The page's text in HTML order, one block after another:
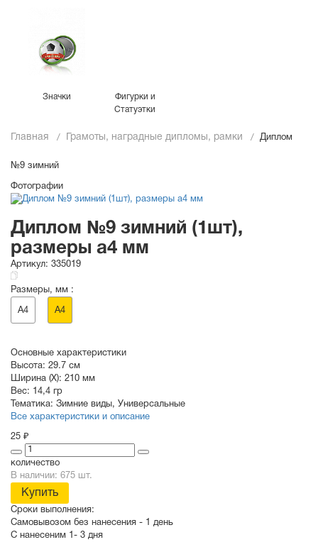
Значки
Фигурки и
Статуэтки
Главная Грамоты, наградные дипломы, рамки Диплом
№9 зимний
Фотографии
Диплом №9 зимний (1шт),
размеры a4 мм
Артикул: 335019
Размеры, мм :
A4 A4
Основные характеристики
Высота: 29.7 см
Ширина (X): 210 мм
Вес: 14,4 гр
Тематика: Зимние виды , Универсальные
Все характеристики и описание
25 ₽
количество
В наличии: 675 шт.
Купить
Сроки выполнения:
Самовывозом без нанесения -
1 день
С нанесеним
1- 3 дня